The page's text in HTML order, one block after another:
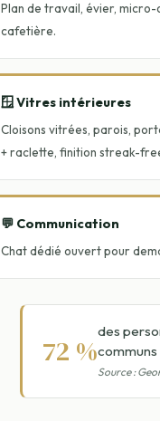
Plan de travail, évier, micro-
cafetière.
🪟 Vitres intérieures
Cloisons vitrées, parois,
+ raclette, finition streak-
💬 Communication
Chat dédié ouvert pour
72 %
des
Source :